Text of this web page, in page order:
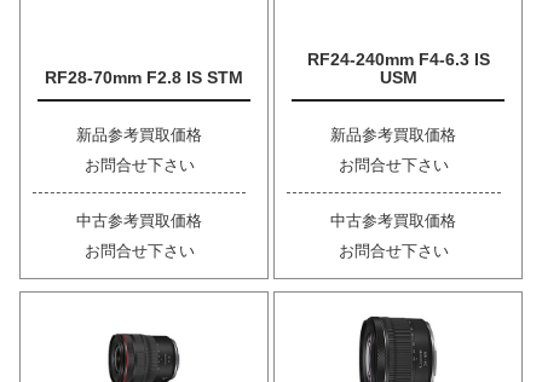
RF28-70mm F2.8 IS STM
新品参考買取価格
お問合せ下さい
中古参考買取価格
お問合せ下さい
RF24-240mm F4-6.3 IS
USM
新品参考買取価格
お問合せ下さい
中古参考買取価格
お問合せ下さい